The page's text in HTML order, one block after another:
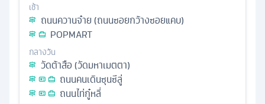
เช้า
ถนนควานจ๋าย (ถนนซอยกว้างซอยแคบ)
POPMART
กลางวัน
วัดต้าสือ (วัดมหาเมตตา)
ถนนคนเดินซุนซีลู่
ถนนไท่กู๋หลี่